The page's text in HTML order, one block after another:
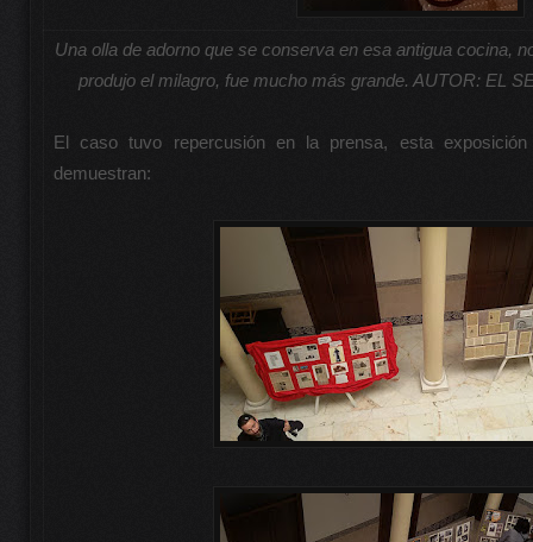
Una olla de adorno que se conserva en esa antigua cocina,
produjo el milagro, fue mucho más grande. AUTOR: EL
El caso tuvo repercusión en la prensa, esta
demuestran: